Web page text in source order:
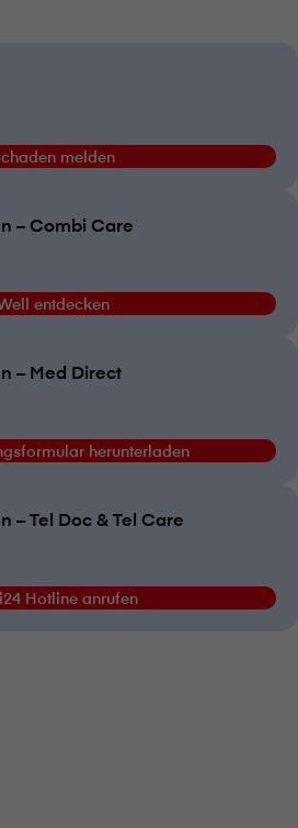
melden
– Combi Care
entdecken
– Med Direct
herunterladen
– Tel Doc & Tel Care
Hotline anrufen